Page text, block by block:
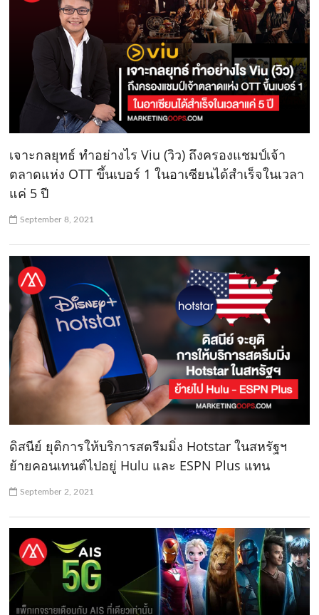
เจาะกลยุทธ์ ทำอย่างไร Viu (วิว) ถึงครองแชมป์เจ้า
ตลาดแห่ง OTT ขึ้นเบอร์ 1 ในอาเซียนได้สำเร็จในเวลา
แค่ 5 ปี
September 8, 2021
ดิสนีย์ ยุติการให้บริการสตรีมมิ่ง Hotstar ในสหรัฐฯ
ย้ายคอนเทนต์ไปอยู่ Hulu และ ESPN Plus แทน
September 2, 2021